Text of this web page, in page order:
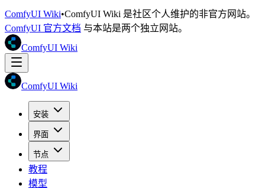
ComfyUI Wiki•ComfyUI Wiki 是社区个人维护的非官方网站。
ComfyUI 官方文档 与本站是两个独立网站。
ComfyUI Wiki
ComfyUI Wiki
安装
界面
节点
教程
模型